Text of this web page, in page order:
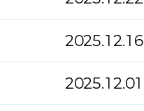
2025.12.16
2025.12.01